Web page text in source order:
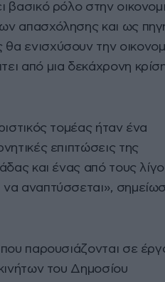
βασικό ρόλο στην
απασχόλησης και ως
ενισχύσουν την
από μια δεκάχρονη
τομέας ήταν ένα
επιπτώσεις της
και ένας από τους
αναπτύσσεται»,
που παρουσιάζονται σε
του Δημοσίου